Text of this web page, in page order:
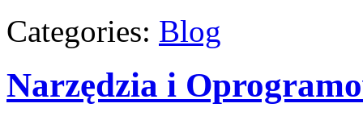
Categories: Blog
Narzędzia i